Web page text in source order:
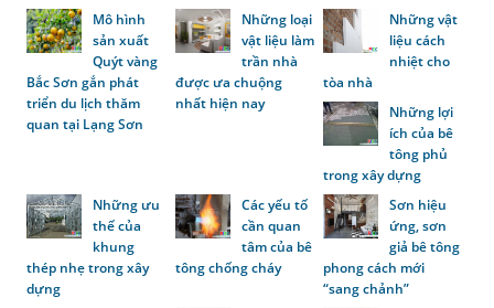
Mô hình
sản xuất
Quýt vàng
Bắc Sơn gắn phát
triển du lịch thăm
quan tại Lạng Sơn
Những loại
vật liệu làm
trần nhà
được ưa chuộng
nhất hiện nay
Những vật
liệu cách
nhiệt cho
tòa nhà
Những lợi
ích của bê
tông phủ
trong xây dựng
Những ưu
thế của
khung
thép nhẹ trong xây
dựng
Các yếu tố
cần quan
tâm của bê
tông chống cháy
Sơn hiệu
ứng, sơn
giả bê tông
phong cách mới
“sang chảnh”